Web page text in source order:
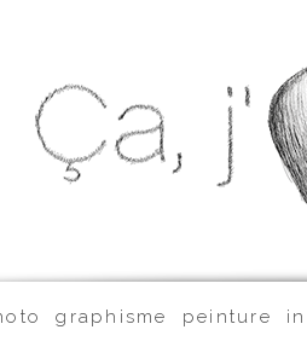
graphisme peinture